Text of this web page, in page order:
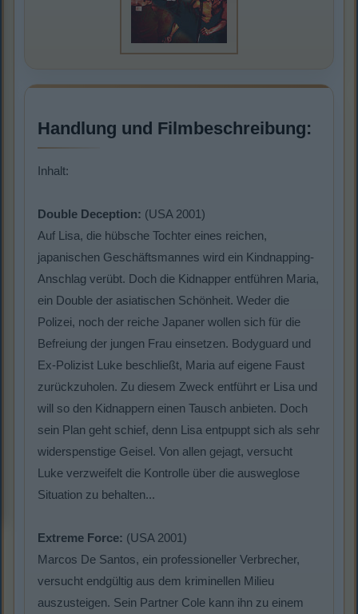
Handlung und Filmbeschreibung:
Inhalt:
Double Deception: (USA 2001)
Auf Lisa, die hübsche Tochter eines reichen,
japanischen Geschäftsmannes wird ein Kindnapping-
Anschlag verübt. Doch die Kidnapper entführen Maria,
ein Double der asiatischen Schönheit. Weder die
Polizei, noch der reiche Japaner wollen sich für die
Befreiung der jungen Frau einsetzen. Bodyguard und
Ex-Polizist Luke beschließt, Maria auf eigene Faust
zurückzuholen. Zu diesem Zweck entführt er Lisa und
will so den Kidnappern einen Tausch anbieten. Doch
sein Plan geht schief, denn Lisa entpuppt sich als sehr
widerspenstige Geisel. Von allen gejagt, versucht
Luke verzweifelt die Kontrolle über die ausweglose
Situation zu behalten...
Extreme Force: (USA 2001)
Marcos De Santos, ein professioneller Verbrecher,
versucht endgültig aus dem kriminellen Milieu
auszusteigen. Sein Partner Cole kann ihn zu einem